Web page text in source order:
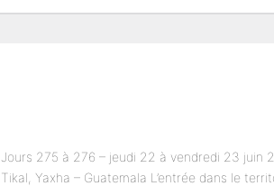
Jours 275 à 276 – jeudi 22 à vendredi 23 juin
Tikal, Yaxha – Guatemala L’entrée dans le